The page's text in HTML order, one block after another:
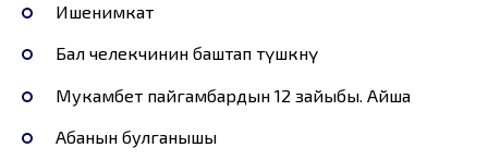
Ишенимкат
Бал челекчинин баштап түшкөнү
Мукамбет пайгамбардын 12 зайыбы. Айша
Абанын булганышы